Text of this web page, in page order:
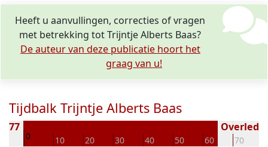
Heeft u aanvullingen, correcties of vragen
met betrekking tot Trijntje Alberts Baas?
De auteur van deze publicatie hoort het
graag van u!
Tijdbalk Trijntje Alberts Baas
0 10 20 30 40 50 60 70